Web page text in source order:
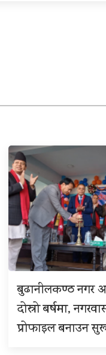
बुढानीलकण्ठ नगर
दोस्रो बर्षमा,
प्रोफाइल बनाउन